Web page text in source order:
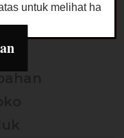
untuk melihat